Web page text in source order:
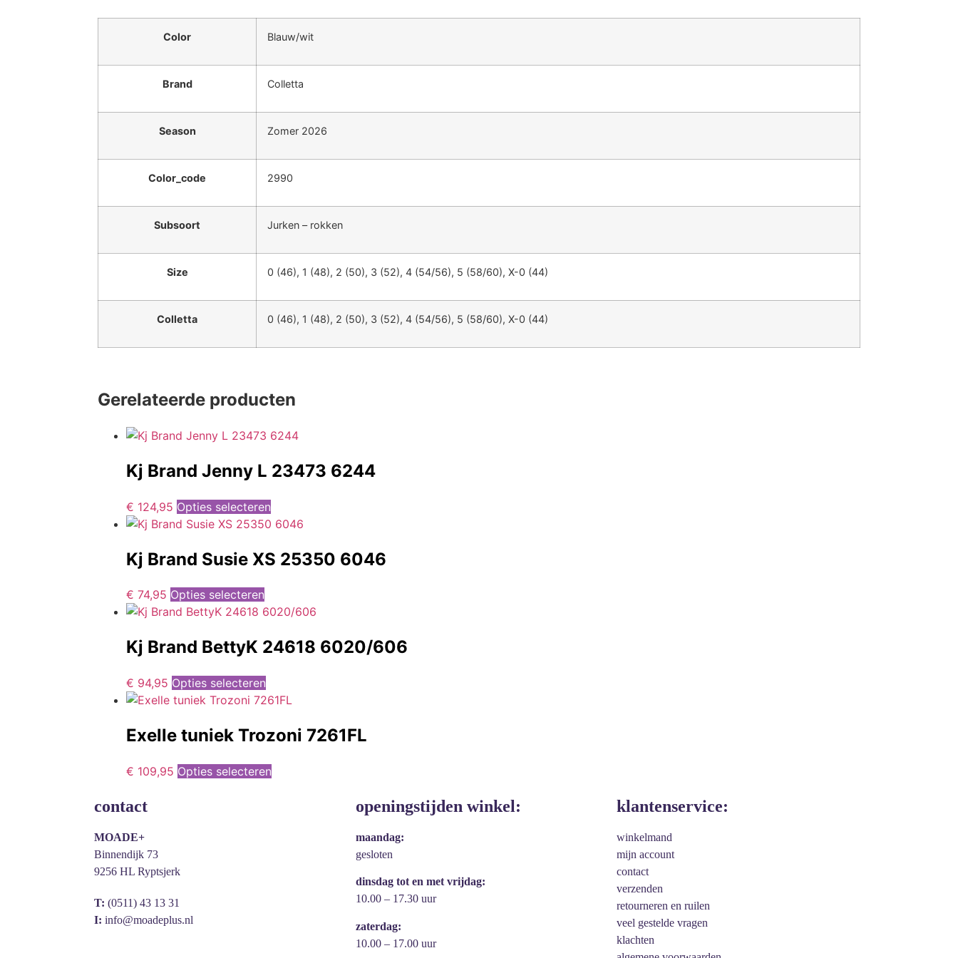
Color Blauw/wit
Brand Colletta
Season Zomer 2026
Color_code 2990
Subsoort Jurken – rokken
Size 0 (46), 1 (48), 2 (50), 3 (52), 4 (54/56), 5 (58/60), X-0 (44)
Colletta 0 (46), 1 (48), 2 (50), 3 (52), 4 (54/56), 5 (58/60), X-0 (44)
Gerelateerde producten
Kj Brand Jenny L 23473 6244
€ 124,95 Opties selecteren
Kj Brand Susie XS 25350 6046
€ 74,95 Opties selecteren
Kj Brand BettyK 24618 6020/606
€ 94,95 Opties selecteren
Exelle tuniek Trozoni 7261FL
€ 109,95 Opties selecteren
contact
MOADE+
Binnendijk 73
9256 HL Ryptsjerk
T: (0511) 43 13 31
I: info@moadeplus.nl
openingstijden winkel:
maandag:
gesloten
dinsdag tot en met vrijdag:
10.00 – 17.30 uur
zaterdag:
10.00 – 17.00 uur
klantenservice:
winkelmand
mijn account
contact
verzenden
retourneren en ruilen
veel gestelde vragen
klachten